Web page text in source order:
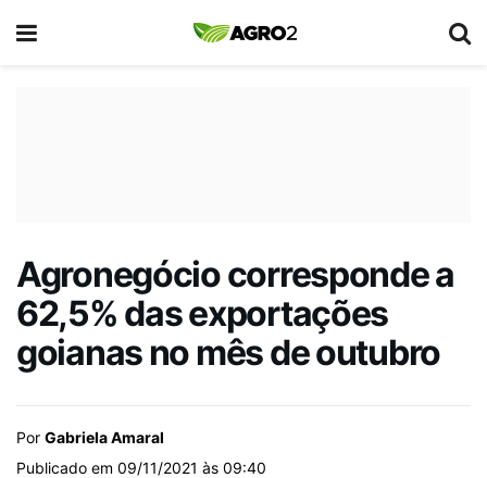
Agronegócio corresponde a
62,5% das exportações
goianas no mês de outubro
Por Gabriela Amaral
Publicado em 09/11/2021 às 09:40